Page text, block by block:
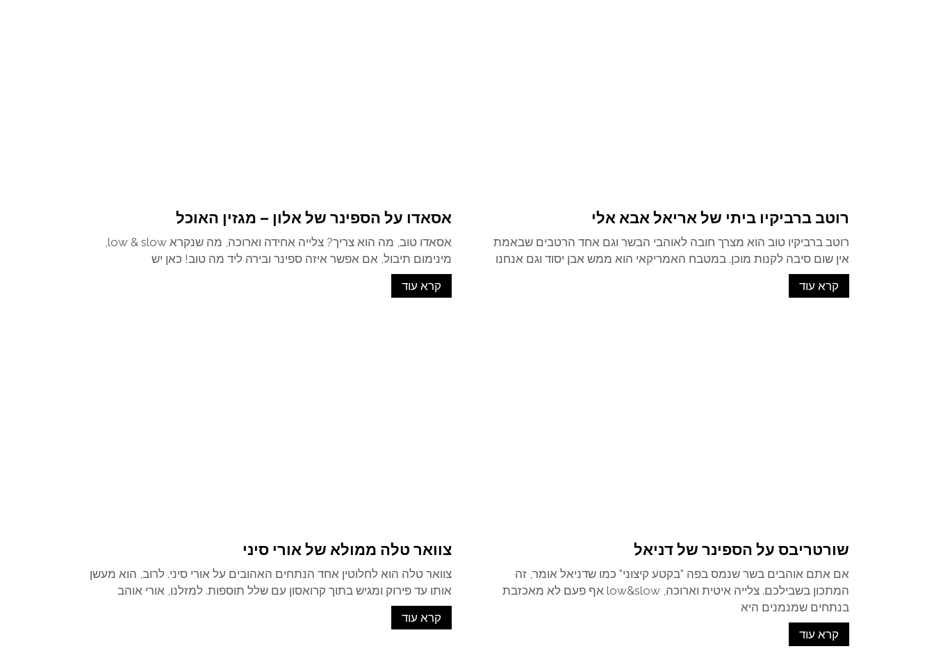
אסאדו על הספינר של אלון – מגזין האוכל
מינימום תיבול, אם אפשר איזה ספינר ובירה ליד מה טוב! כאן יש
קרא עוד
רוטב ברביקיו ביתי של אריאל אבא אלי
רוטב ברביקיו טוב הוא מצרך חובה לאוהבי הבשר וגם אחד הרטבים שבאמת
אין שום סיבה לקנות מוכן. במטבח האמריקאי הוא ממש אבן יסוד וגם אנחנו
קרא עוד
צוואר טלה ממולא של אורי סיני
צוואר טלה הוא לחלוטין אחד הנתחים האהובים על אורי סיני. לרוב, הוא מעשן
אותו עד פירוק ומגיש בתוך קרואסון עם שלל תוספות. למזלנו, אורי אוהב
קרא עוד
שורטריבס על הספינר של דניאל
אם אתם אוהבים בשר שנמס בפה "בקטע קיצוני" כמו שדניאל אומר, זה
המתכון בשבילכם. צלייה איטית וארוכה, low&slow אף פעם לא מאכזבת
בנתחים שמנמנים היא
קרא עוד